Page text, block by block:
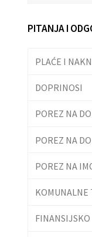
PITANJA I
PLAĆE I
DOPRINOSI
POREZ NA
POREZ NA
POREZ NA
KOMUNALNE